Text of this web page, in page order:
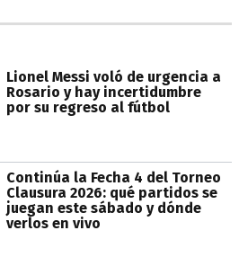
Lionel Messi voló de urgencia a
Rosario y hay incertidumbre
por su regreso al fútbol
Continúa la Fecha 4 del Torneo
Clausura 2026: qué partidos se
juegan este sábado y dónde
verlos en vivo